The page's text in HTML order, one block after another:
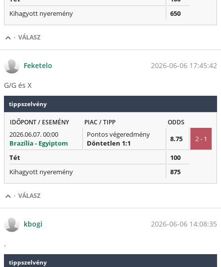
Kihagyott nyeremény
650
· VÁLASZ
Feketelo 2026-06-06 17:45:42
G/G és X
tippszelvény
IDŐPONT / ESEMÉNY PIAC / TIPP ODDS
2026.06.07. 00:00
Brazília - Egyiptom
Pontos végeredmény
Döntetlen 1:1
8.75 2 - 1
Tét
100
Kihagyott nyeremény
875
· VÁLASZ
kbogi 2026-06-06 14:08:35
.
tippszelvény